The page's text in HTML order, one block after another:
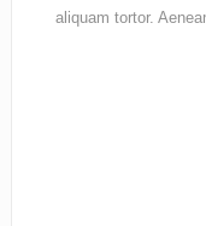
aliquam tortor.